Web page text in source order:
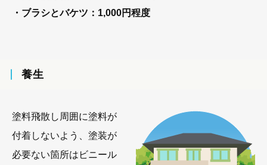
・ブラシとバケツ：1,000円程度
養生
塗料飛散し周囲に塗料が
付着しないよう、塗装が
必要ない箇所はビニール